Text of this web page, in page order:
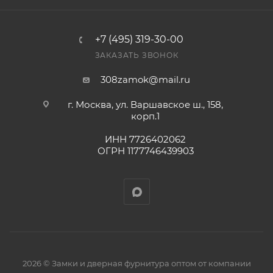
Конечная цена будет отображена в высланном
счете после проверки товара на наличие на складе.
Фактом подтверждения покупки будет считаться
+7 (495) 319-30-00
ЗАКАЗАТЬ ЗВОНОК
308zamok@mail.ru
г. Москва, ул. Варшавское ш., 158,
корп.1
ИНН 7726402062
ОГРН 1177746439903
2026 © Замки и дверная фурнитура оптом от компании